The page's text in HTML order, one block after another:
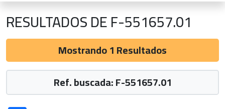
RESULTADOS DE F-551657.01
Mostrando 1 Resultados
Ref. buscada: F-551657.01